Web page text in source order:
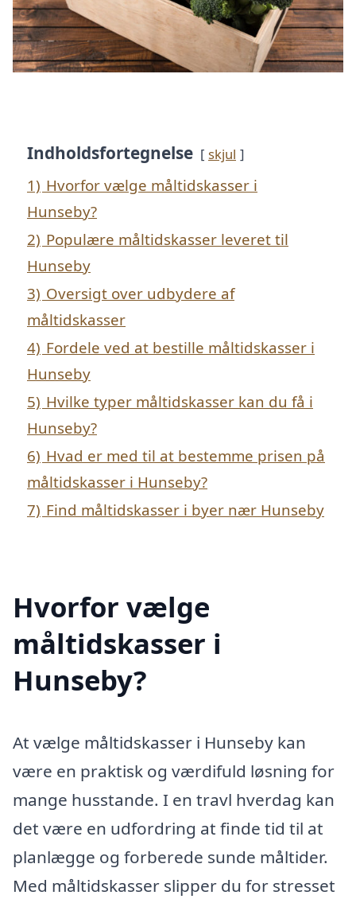
Indholdsfortegnelse skjul
1) Hvorfor vælge måltidskasser i
Hunseby?
2) Populære måltidskasser leveret til
Hunseby
3) Oversigt over udbydere af
måltidskasser
4) Fordele ved at bestille måltidskasser i
Hunseby
5) Hvilke typer måltidskasser kan du få i
Hunseby?
6) Hvad er med til at bestemme prisen på
måltidskasser i Hunseby?
7) Find måltidskasser i byer nær Hunseby
Hvorfor vælge
måltidskasser i
Hunseby?
At vælge måltidskasser i Hunseby kan
være en praktisk og værdifuld løsning for
mange husstande. I en travl hverdag kan
det være en udfordring at finde tid til at
planlægge og forberede sunde måltider.
Med måltidskasser slipper du for stresset